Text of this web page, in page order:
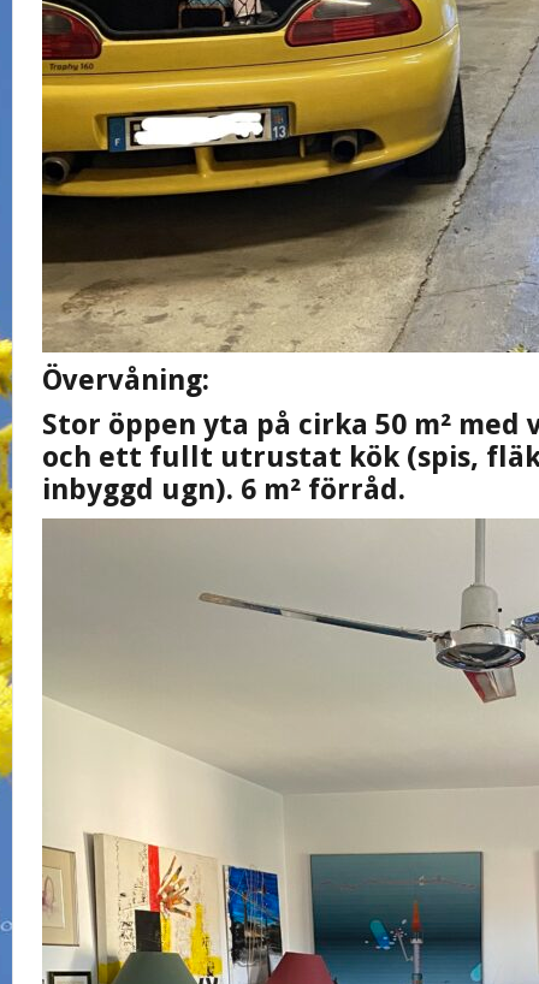
Övervåning:
Stor öppen yta på cirka 50 m²
och ett fullt utrustat kök (spis,
inbyggd ugn). 6 m² förråd.